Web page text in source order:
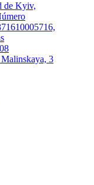
de Kyiv,
3